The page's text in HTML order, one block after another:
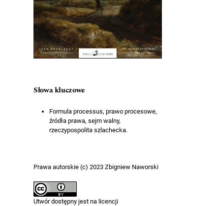
Słowa kluczowe
Formula processus, prawo procesowe,
źródła prawa, sejm walny,
rzeczypospolita szlachecka.
Prawa autorskie (c) 2023 Zbigniew Naworski
Utwór dostępny jest na licencji